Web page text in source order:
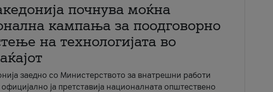
почнува моќна
кампања за поодговорно
на технологијата во
заедно со Министерството за внатрешни работи
ја претставија националната општествено